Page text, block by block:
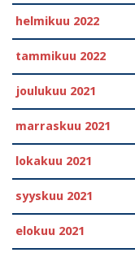
helmikuu 2022
tammikuu 2022
joulukuu 2021
marraskuu 2021
lokakuu 2021
syyskuu 2021
elokuu 2021